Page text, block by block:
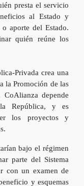
presta el servicio
al Estado y
aporte del Estado.
quién reúne los
Privada crea una
la Promoción de las
CoAlianza depende
República, y es
los proyectos y
bajo el régimen
parte del Sistema
con un examen de
y esquemas